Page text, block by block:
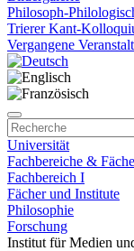
Philosoph-
Trierer Kant-
Vergangene
Universität
Fachbereiche &
Fachbereich I
Fächer und Institute
Philosophie
Forschung
Institut für Medien